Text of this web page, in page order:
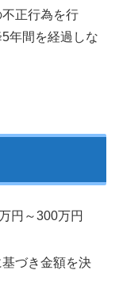
正行為を行
年間を経過しな
円～300万円
づき金額を決